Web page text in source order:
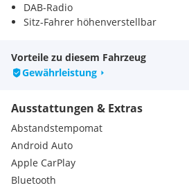
DAB-Radio
Sitz-Fahrer höhenverstellbar
Vorteile zu diesem Fahrzeug
Gewährleistung
Ausstattungen & Extras
Abstandstempomat
Android Auto
Apple CarPlay
Bluetooth